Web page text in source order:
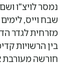
נמסר לויצ"ו
שבח וייס,
מזרחית לגדר
בין הרשויות